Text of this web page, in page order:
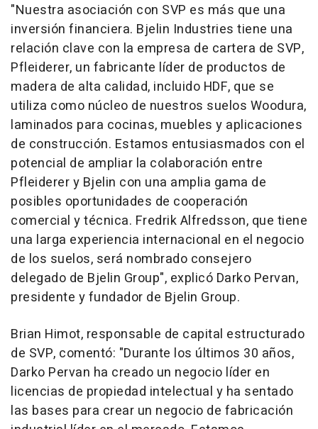
"Nuestra asociación con SVP es más que una
inversión financiera. Bjelin Industries tiene una
relación clave con la empresa de cartera de SVP,
Pfleiderer, un fabricante líder de productos de
madera de alta calidad, incluido HDF, que se
utiliza como núcleo de nuestros suelos Woodura,
laminados para cocinas, muebles y aplicaciones
de construcción. Estamos entusiasmados con el
potencial de ampliar la colaboración entre
Pfleiderer y Bjelin con una amplia gama de
posibles oportunidades de cooperación
comercial y técnica. Fredrik Alfredsson, que tiene
una larga experiencia internacional en el negocio
de los suelos, será nombrado consejero
delegado de Bjelin Group", explicó Darko Pervan,
presidente y fundador de Bjelin Group.
Brian Himot, responsable de capital estructurado
de SVP, comentó: "Durante los últimos 30 años,
Darko Pervan ha creado un negocio líder en
licencias de propiedad intelectual y ha sentado
las bases para crear un negocio de fabricación